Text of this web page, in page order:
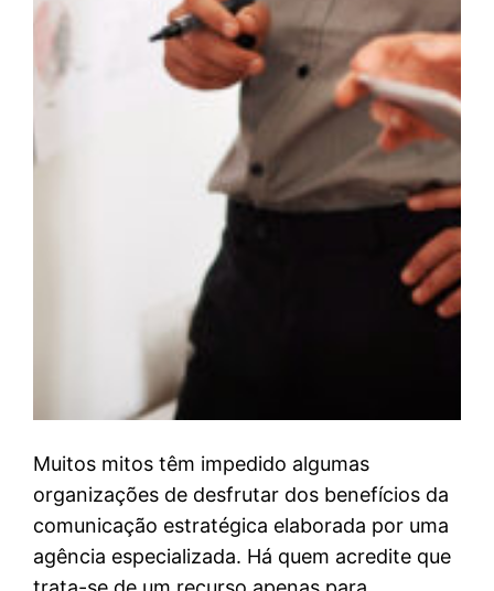
Muitos mitos têm impedido algumas
organizações de desfrutar dos benefícios da
comunicação estratégica elaborada por uma
agência especializada. Há quem acredite que